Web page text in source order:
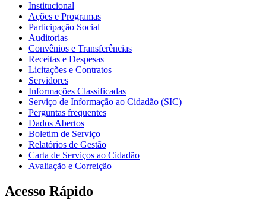
Institucional
Ações e Programas
Participação Social
Auditorias
Convênios e Transferências
Receitas e Despesas
Licitações e Contratos
Servidores
Informações Classificadas
Serviço de Informação ao Cidadão (SIC)
Perguntas frequentes
Dados Abertos
Boletim de Serviço
Relatórios de Gestão
Carta de Serviços ao Cidadão
Avaliação e Correição
Acesso Rápido